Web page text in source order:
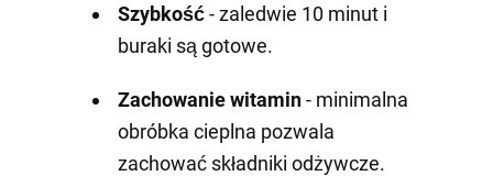
Szybkość- zaledwie 10 minut i
buraki są gotowe.
Zachowanie witamin- minimalna
obróbka cieplna pozwala
zachować składniki odżywcze.